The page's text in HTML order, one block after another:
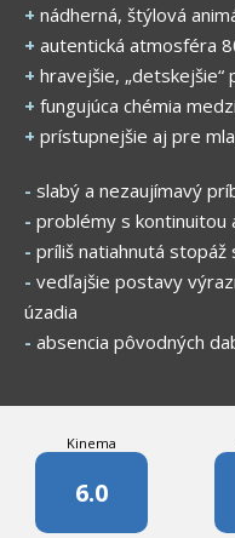
+ nádherná, štýlová
+ autentická atmosféra
+ hravejšie, „detskejšie“
+ fungujúca chémia
+ prístupnejšie aj pre
- slabý a nezaujímavý
- problémy s kontinuitou
- príliš natiahnutá
- vedľajšie postavy
úzadia
- absencia pôvodných
Kinema
6.0